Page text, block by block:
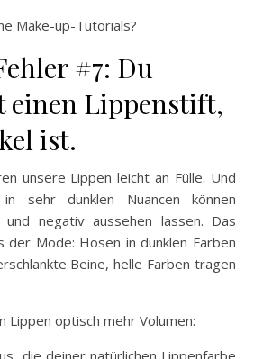
Make-up-Tutorials?
#7: Du
einen Lippenstift,
ist.
unsere Lippen leicht an Fülle. Und
sehr dunklen Nuancen können
negativ aussehen lassen. Das
der Mode: Hosen in dunklen Farben
Beine, helle Farben tragen
Lippen optisch mehr Volumen:
die deiner natürlichen Lippenfarbe